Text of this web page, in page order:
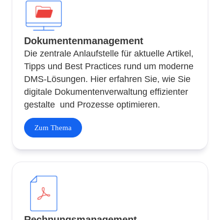
Dokumentenmanagement
Die zentrale Anlaufstelle für aktuelle Artikel,
Tipps und Best Practices rund um moderne
DMS-Lösungen. Hier erfahren Sie, wie Sie
digitale Dokumentenverwaltung effizienter
gestalte und Prozesse optimieren.
Zum Thema